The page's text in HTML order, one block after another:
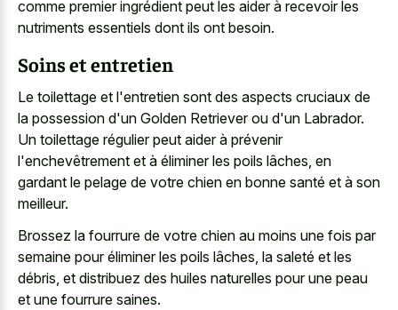
comme premier ingrédient peut les aider à recevoir les
nutriments essentiels dont ils ont besoin.
Soins et entretien
Le toilettage et l'entretien sont des aspects cruciaux de
la possession d'un Golden Retriever ou d'un Labrador.
Un toilettage régulier peut aider à prévenir
l'enchevêtrement et à éliminer les poils lâches, en
gardant le pelage de votre chien en bonne santé et à son
meilleur.
Brossez la fourrure de votre chien au moins une fois par
semaine pour éliminer les poils lâches, la saleté et les
débris, et distribuez des huiles naturelles pour une peau
et une fourrure saines.